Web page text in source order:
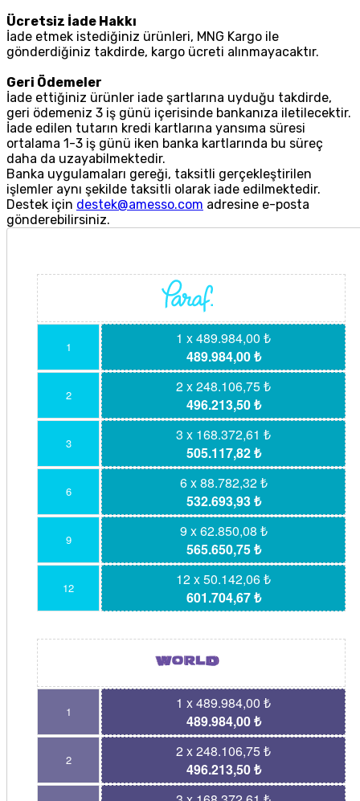
Ücretsiz İade Hakkı
İade etmek istediğiniz ürünleri, MNG Kargo ile
gönderdiğiniz takdirde, kargo ücreti alınmayacaktır.
Geri Ödemeler
İade ettiğiniz ürünler iade şartlarına uyduğu takdirde,
geri ödemeniz 3 iş günü içerisinde bankanıza iletilecektir.
İade edilen tutarın kredi kartlarına yansıma süresi
ortalama 1-3 iş günü iken banka kartlarında bu süreç
daha da uzayabilmektedir.
Banka uygulamaları gereği, taksitli gerçekleştirilen
işlemler aynı şekilde taksitli olarak iade edilmektedir.
Destek için destek@amesso.com adresine e-posta
gönderebilirsiniz.
1
1 x 489.984,00 ₺
489.984,00 ₺
2
2 x 248.106,75 ₺
496.213,50 ₺
3
3 x 168.372,61 ₺
505.117,82 ₺
6
6 x 88.782,32 ₺
532.693,93 ₺
9
9 x 62.850,08 ₺
565.650,75 ₺
12
12 x 50.142,06 ₺
601.704,67 ₺
1
1 x 489.984,00 ₺
489.984,00 ₺
2
2 x 248.106,75 ₺
496.213,50 ₺